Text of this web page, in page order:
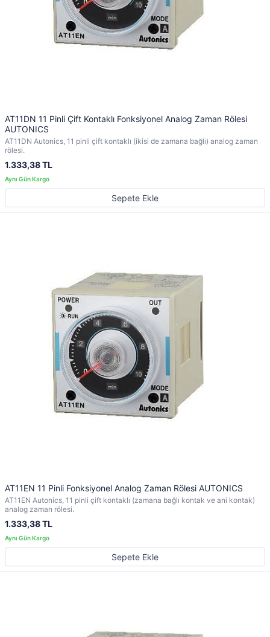
AT11DN 11 Pinli Çift Kontaklı Fonksiyonel Analog Zaman Rölesi
AUTONICS
AT11DN Autonics, 11 pinli çift kontaklı (ikisi de zamana bağlı) analog zaman
rölesi.
1.333,38 TL
Sepete Ekle
AT11EN 11 Pinli Fonksiyonel Analog Zaman Rölesi AUTONICS
AT11EN Autonics, 11 pinli çift kontaklı (zamana bağlı kontak ve ani kontak)
analog zaman rölesi.
1.333,38 TL
Sepete Ekle